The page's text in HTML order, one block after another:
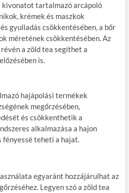
kivonatot tartalmazó arcápoló
krémek és maszkok
gyulladás csökkentésében, a bőr
méretének csökkentésében. Az
a zöld tea segíthet a
is.
hajápolási termékek
megőrzésében,
és csökkenthetik a
alkalmazása a hajon
teheti a hajat.
egyaránt hozzájárulhat az
Legyen szó a zöld tea